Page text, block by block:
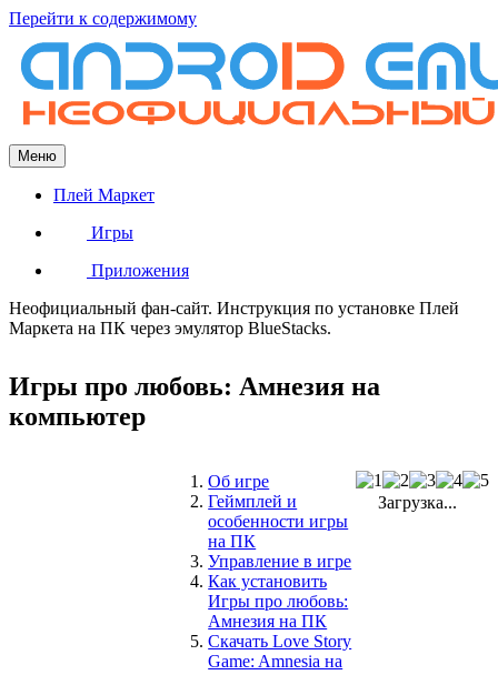
Перейти к содержимому
Меню
Плей Маркет
Игры
Приложения
Неофициальный фан-сайт. Инструкция по установке Плей
Маркета на ПК через эмулятор BlueStacks.
Игры про любовь: Амнезия на
компьютер
Загрузка...
Об игре
Геймплей и
особенности игры
на ПК
Управление в игре
Как установить
Игры про любовь:
Амнезия на ПК
Скачать Love Story
Game: Amnesia на